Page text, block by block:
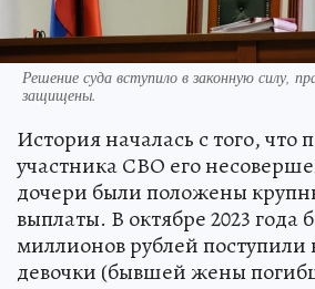
Решение суда вступило в законную силу,
защищены.
История началась с того, что
участника СВО его
дочери были положены
выплаты. В октябре 2023 года
миллионов рублей поступили
девочки (бывшей жены